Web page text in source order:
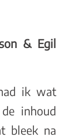
& Egil
ik wat
inhoud
bleek na